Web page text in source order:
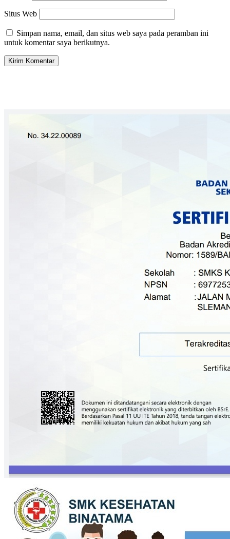
Situs Web
Simpan nama, email, dan situs web saya pada peramban ini
untuk komentar saya berikutnya.